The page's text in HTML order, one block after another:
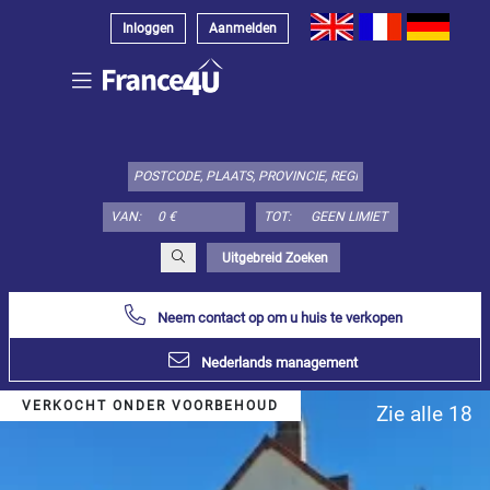
Inloggen Aanmelden
VAN: TOT:
Uitgebreid Zoeken
Appartement
Alles
selecteren
Appartement
Duplex
Neem contact op om u huis te verkopen
Nederlands management
VERKOCHT ONDER VOORBEHOUD Zie alle 18